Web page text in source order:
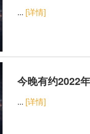
... [详情]
今晚有约2022
... [详情]